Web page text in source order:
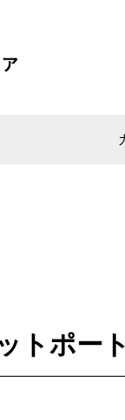
トポー